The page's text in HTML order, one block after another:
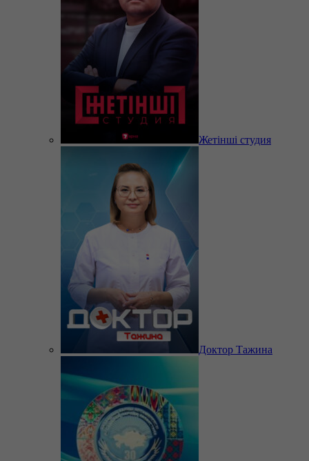
Жетінші студия
Доктор Тажина